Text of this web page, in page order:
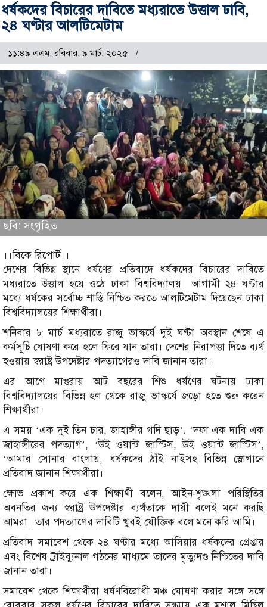
ধর্ষকদের বিচারের দাবিতে মধ্যরাতে উত্তাল ঢাবি,
২৪ ঘণ্টার আলটিমেটাম
১১:৪৯ এএম, রবিবার, ৯ মার্চ, ২০২৫
ছবি: সংগৃহিত
।।বিকে রিপোর্ট।।
দেশের বিভিন্ন স্থানে ধর্ষণের প্রতিবাদে ধর্ষকদের বিচারের দাবিতে
মধ্যরাতে উত্তাল হয়ে ওঠে ঢাকা বিশ্ববিদ্যালয়। আগামী ২৪ ঘণ্টার
মধ্যে ধর্ষকের সর্বোচ্চ শাস্তি নিশ্চিত করতে আলটিমেটাম দিয়েছেন ঢাকা
বিশ্ববিদ্যালয়ের শিক্ষার্থীরা।
শনিবার ৮ মার্চ মধ্যরাতে রাজু ভাস্কর্যে দুই ঘণ্টা অবস্থান শেষে এ
কর্মসূচি ঘোষণা করে হলে ফিরে যান তারা। দেশের নিরাপত্তা দিতে ব্যর্থ
হওয়ায় স্বরাষ্ট্র উপদেষ্টার পদত্যাগেরও দাবি জানান তারা।
এর আগে মাগুরায় আট বছরের শিশু ধর্ষণের ঘটনায় ঢাকা
বিশ্ববিদ্যালয়ের বিভিন্ন হল থেকে রাজু ভাস্কর্যে জড়ো হতে শুরু করেন
শিক্ষার্থীরা।
এ সময় ‘এক দুই তিন চার, জাহাঙ্গীর গদি ছাড়’. ‘দফা এক দাবি এক
জাহাঙ্গীরের পদত্যাগ’, ‘উই ওয়ান্ট জাস্টিস, উই ওয়ান্ট জাস্টিস’,
‘আমার সোনার বাংলায়, ধর্ষকদের ঠাঁই নাইসহ বিভিন্ন স্লোগানে
প্রতিবাদ জানান শিক্ষার্থীরা।
ক্ষোভ প্রকাশ করে এক শিক্ষার্থী বলেন, আইন-শৃঙ্খলা পরিস্থিতির
অবনতির জন্য স্বরাষ্ট্র উপদেষ্টার ব্যর্থতাকে দায়ী বলেই মনে করছি
আমরা। তার পদত্যাগের দাবিটি খুবই যৌক্তিক বলে মনে করি আমি।
প্রতিবাদ সমাবেশ থেকে ২৪ ঘণ্টার মধ্যে আসিয়ার ধর্ষকদের গ্রেপ্তার
এবং বিশেষ ট্রাইব্যুনাল গঠনের মাধ্যমে তাদের মৃত্যুদণ্ড নিশ্চিতের দাবি
জানান তারা।
সমাবেশ থেকে শিক্ষার্থীরা ধর্ষণবিরোধী মঞ্চ ঘোষণা করার সঙ্গে সঙ্গে